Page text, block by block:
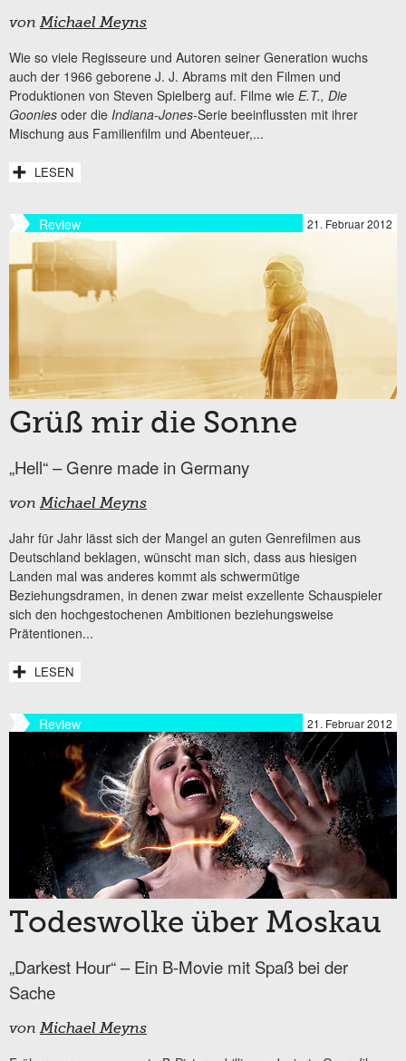
vonMichael Meyns
Wie so viele Regisseure und Autoren seiner Generation wuchs
auch der 1966 geborene J. J. Abrams mit den Filmen und
Produktionen von Steven Spielberg auf. Filme wie E.T., Die
Goonies oder die Indiana-Jones-Serie beeinflussten mit ihrer
Mischung aus Familienfilm und Abenteuer,...
LESEN
Review 21. Februar 2012
Grüß mir die Sonne
„Hell“ – Genre made in Germany
vonMichael Meyns
Jahr für Jahr lässt sich der Mangel an guten Genrefilmen aus
Deutschland beklagen, wünscht man sich, dass aus hiesigen
Landen mal was anderes kommt als schwermütige
Beziehungsdramen, in denen zwar meist exzellente Schauspieler
sich den hochgestochenen Ambitionen beziehungsweise
Prätentionen...
LESEN
Review 21. Februar 2012
Todeswolke über Moskau
„Darkest Hour“ – Ein B-Movie mit Spaß bei der
Sache
vonMichael Meyns